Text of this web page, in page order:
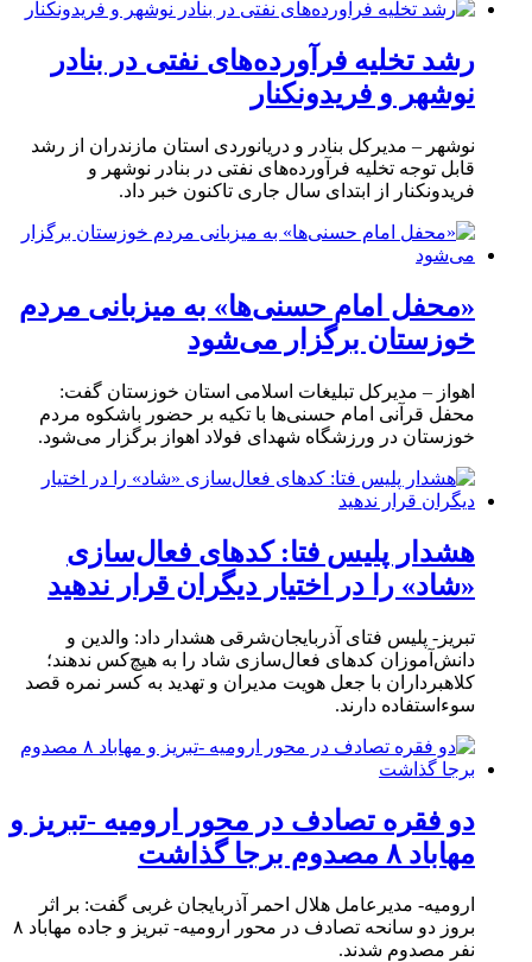
رشد تخلیه فرآورده‌های نفتی در بنادر
نوشهر و فریدونکنار
نوشهر – مدیرکل بنادر و دریانوردی استان مازندران از رشد
قابل توجه تخلیه فرآورده‌های نفتی در بنادر نوشهر و
فریدونکنار از ابتدای سال جاری تاکنون خبر داد.
«محفل امام حسنی‌ها» به میزبانی مردم
خوزستان برگزار می‌شود
اهواز – مدیرکل تبلیغات اسلامی استان خوزستان گفت:
محفل قرآنی امام حسنی‌ها با تکیه بر حضور باشکوه مردم
خوزستان در ورزشگاه شهدای فولاد اهواز برگزار می‌شود.
هشدار پلیس فتا: کدهای فعال‌سازی
«شاد» را در اختیار دیگران قرار ندهید
تبریز- پلیس فتای آذربایجان‌شرقی هشدار داد: والدین و
دانش‌آموزان کدهای فعال‌سازی شاد را به هیچ‌کس ندهند؛
کلاهبرداران با جعل هویت مدیران و تهدید به کسر نمره قصد
سوءاستفاده دارند.
دو فقره تصادف در محور ارومیه -تبریز و
مهاباد ۸ مصدوم برجا گذاشت
ارومیه- مدیرعامل هلال احمر آذربایجان غربی گفت: بر اثر
بروز دو سانحه تصادف در محور ارومیه- تبریز و جاده مهاباد ۸
نفر مصدوم شدند.